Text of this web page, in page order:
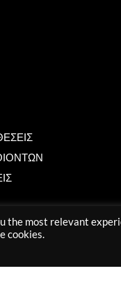
the most relevant
cookies.